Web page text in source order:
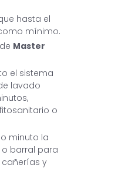
hasta el
mínimo.
Master
el sistema
lavado
o
minuto la
barral para
cañerías y